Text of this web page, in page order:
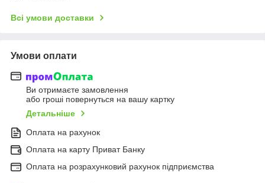
Всі умови доставки
Умови оплати
Ви отримаєте замовлення
або гроші повернуться на вашу картку
Детальніше
Оплата на рахунок
Оплата на карту Приват Банку
Оплата на розрахунковий рахунок підприємства